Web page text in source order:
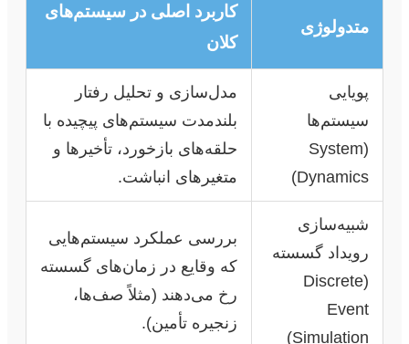
متدولوژی
کاربرد اصلی در سیستم‌های
کلان
پویایی
سیستم‌ها
(System
Dynamics)
مدل‌سازی و تحلیل رفتار
بلندمدت سیستم‌های پیچیده با
حلقه‌های بازخورد، تأخیرها و
متغیرهای انباشت.
شبیه‌سازی
رویداد گسسته
(Discrete
Event
Simulation)
بررسی عملکرد سیستم‌هایی
که وقایع در زمان‌های گسسته
رخ می‌دهند (مثلاً صف‌ها،
زنجیره تأمین).